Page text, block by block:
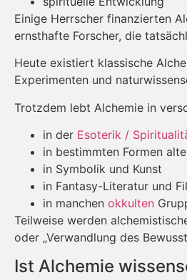
Einige Herrscher finanzierten
ernsthafte Forscher, die
Heute existiert klassische
Experimenten und
Trotzdem lebt Alchemie in
in der Esoterik /
in bestimmten Formen
in Symbolik und Kunst
in Fantasy-Literatur und
in manchen okkulten
Teilweise werden
oder „Verwandlung des
Ist Alchemie